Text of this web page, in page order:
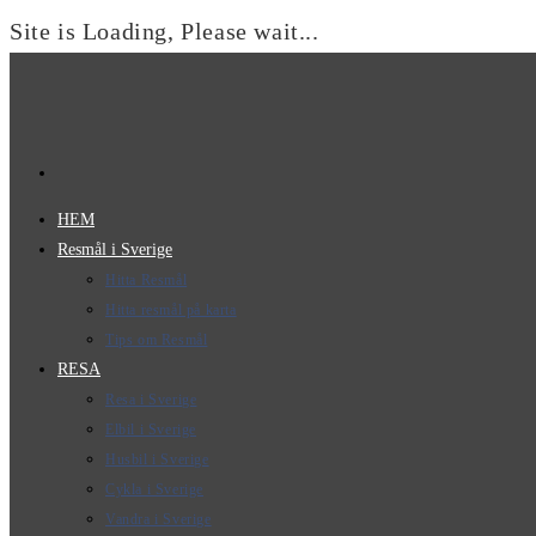
Site is Loading, Please wait...
HEM
Resmål i Sverige
Hitta Resmål
Hitta resmål på karta
Tips om Resmål
RESA
Resa i Sverige
Elbil i Sverige
Husbil i Sverige
Cykla i Sverige
Vandra i Sverige